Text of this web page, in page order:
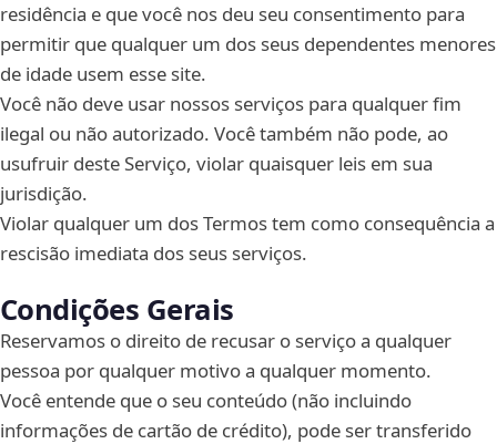
residência e que você nos deu seu consentimento para
permitir que qualquer um dos seus dependentes menores
de idade usem esse site.
Você não deve usar nossos serviços para qualquer fim
ilegal ou não autorizado. Você também não pode, ao
usufruir deste Serviço, violar quaisquer leis em sua
jurisdição.
Violar qualquer um dos Termos tem como consequência a
rescisão imediata dos seus serviços.
Condições Gerais
Reservamos o direito de recusar o serviço a qualquer
pessoa por qualquer motivo a qualquer momento.
Você entende que o seu conteúdo (não incluindo
informações de cartão de crédito), pode ser transferido